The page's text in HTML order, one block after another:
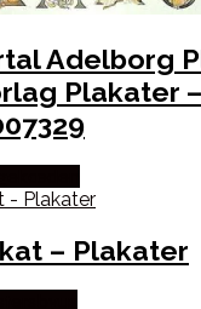
Adelborg
Plakater –
– Plakater